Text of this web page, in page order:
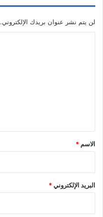
لن يتم نشر عنوان بريدك الإلكتروني.
*
الاسم *
البريد الإلكتروني*